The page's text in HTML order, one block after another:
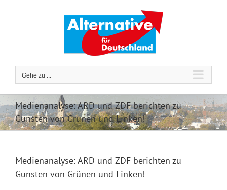
Gehe zu ...
Medienanalyse: ARD und ZDF berichten zu
Gunsten von Grünen und Linken!
Medienanalyse: ARD und ZDF berichten zu
Gunsten von Grünen und Linken!